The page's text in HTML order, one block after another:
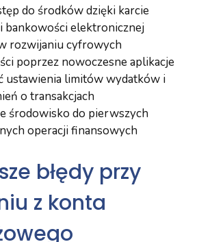
do środków dzięki karcie
i bankowości elektronicznej
rozwijaniu cyfrowych
poprzez nowoczesne aplikacje
ustawienia limitów wydatków i
o transakcjach
środowisko do pierwszych
operacji finansowych
błędy przy
z konta